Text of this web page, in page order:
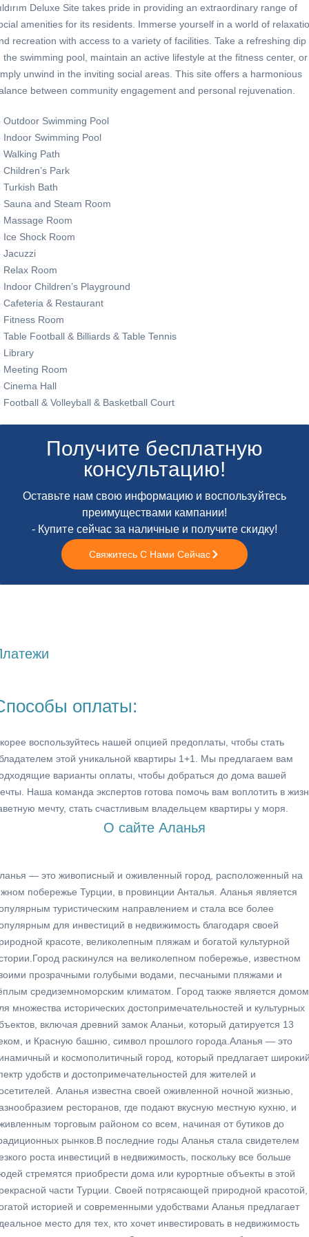
Deluxe Site takes pride in providing an extraordinary range of
amenities for its residents. Immerse yourself in a world of
recreation with access to a variety of facilities. Take a refreshing dip
the swimming pool, maintain an active lifestyle at the fitness center, or
unwind in the inviting social areas. This site offers a harmonious
between community engagement and personal rejuvenation.
Swimming Pool
Swimming Pool
Path
Park
Bath
and Steam Room
Room
Shock Room
Room
Children’s Playground
& Restaurant
Room
Football & Billiards & Table Tennis
Library
Room
Hall
& Volleyball & Basketball Court
Получите бесплатную
консультацию!
Оставьте нам свою информацию и воспользуйтесь
преимуществами кампании!
- Купите сейчас за наличные и получите скидку!
Свяжитесь С Нами Сейчас
оплаты:
воспользуйтесь нашей опцией предоплаты, чтобы стать
этой уникальной квартиры 1+1. Мы предлагаем вам
варианты оплаты, чтобы добраться до дома вашей
Наша команда экспертов готова помочь вам воплотить в
мечту, стать счастливым владельцем квартиры у моря.
О сайте Аланья
— это живописный и оживленный город, расположенный на
побережье Турции, в провинции Анталья. Аланья является
туристическим направлением и стала все более
для инвестиций в недвижимость благодаря своей
красоте, великолепным пляжам и богатой культурной
раскинулся на великолепном побережье, известном
прозрачными голубыми водами, песчаными пляжами и
средиземноморским климатом. Город также является домом
множества исторических достопримечательностей и культурных
включая древний замок Аланьи, который датируется 13
и Красную башню, символ прошлого города.Аланья — это
и космополитичный город, который предлагает
удобств и достопримечательностей для жителей и
Аланья известна своей оживленной ночной жизнью,
ресторанов, где подают вкусную местную кухню, и
торговым районом со всем, начиная от бутиков до
рынков.В последние годы Аланья стала свидетелем
роста инвестиций в недвижимость, поскольку все больше
стремятся приобрести дома или курортные объекты в этой
части Турции. Своей потрясающей природной красотой,
историей и современными удобствами Аланья предлагает
место для тех, кто хочет инвестировать в недвижимость